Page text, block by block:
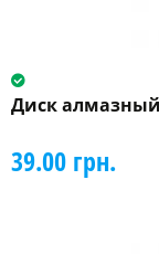
Диск
39.00 грн.